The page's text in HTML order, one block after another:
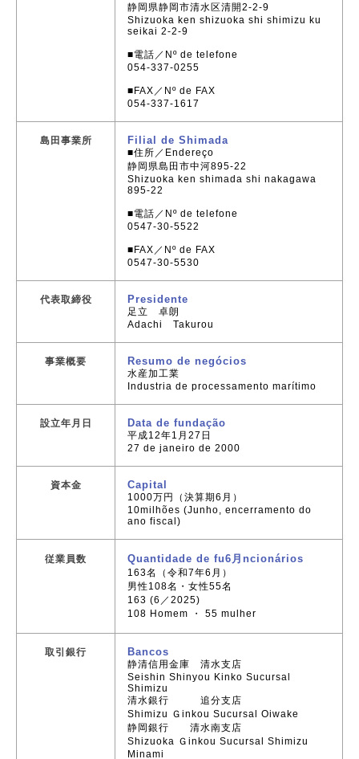
静岡県静岡市清水区清開2-2-9
Shizuoka ken shizuoka shi shimizu ku
seikai 2-2-9
■電話／Nº de telefone
054-337-0255
■FAX／Nº de FAX
054-337-1617
島田事業所 Filial de Shimada
■住所／Endereço
静岡県島田市中河895-22
Shizuoka ken shimada shi nakagawa
895-22
■電話／Nº de telefone
0547-30-5522
■FAX／Nº de FAX
0547-30-5530
代表取締役 Presidente
足立 卓朗
Adachi Takurou
事業概要 Resumo de negócios
水産加工業
Industria de processamento marítimo
設立年月日 Data de fundação
平成12年1月27日
27 de janeiro de 2000
資本金 Capital
1000万円（決算期6月）
10milhões (Junho, encerramento do
ano fiscal)
従業員数 Quantidade de fu6月ncionários
163名（令和7年6月）
男性108名・女性55名
163 (6／2025)
108 Homem ・ 55 mulher
取引銀行 Bancos
静清信用金庫 清水支店
Seishin Shinyou Kinko Sucursal
Shimizu
清水銀行 追分支店
Shimizu Ｇinkou Sucursal Oiwake
静岡銀行 清水南支店
Shizuoka Ｇinkou Sucursal Shimizu
Minami